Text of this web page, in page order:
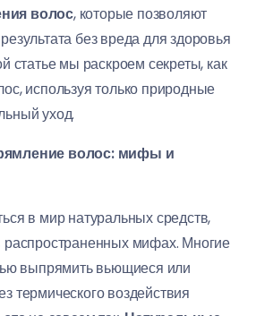
волос, которые позволяют
без вреда для здоровья
статье мы раскроем секреты, как
используя только природные
уход.
волос: мифы и
в мир натуральных средств,
распространенных мифах. Многие
выпрямить вьющиеся или
термического воздействия